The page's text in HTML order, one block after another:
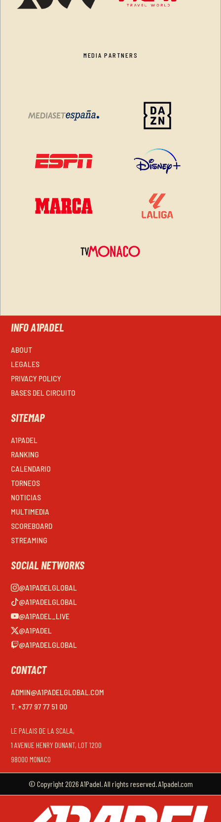
MEDIA PARTNERS
INFO A1PADEL
ABOUT
LEGALES
PRIVACY POLICY
BASES DEL CIRCUITO
SITEMAP
A1PADEL
RANKING
CALENDARIO
TORNEOS
NOTICIAS
MULTIMEDIA
SCOREBOARD
STREAMING
SOCIAL NETWORKS
@A1PADELGLOBAL
@A1PADELGLOBAL
@A1PADEL_LIVE
@A1PADEL
@A1PADELGLOBAL
CONTACT
ADMIN@A1PADELGLOBAL.COM
T. +377 97 77 51 00
LE PALAIS DE LA SCALA,
1 AVENUE HENRY DUNANT, LOT 1200
98000 MONACO
© Copyright 2026 A1Padel. All rights reserved. A1padel.com